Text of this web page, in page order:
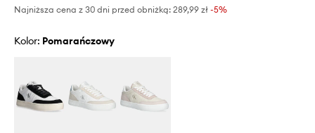
Najniższa cena z 30 dni przed obniżką: 289,99 zł -5%
Kolor: pomarańczowy